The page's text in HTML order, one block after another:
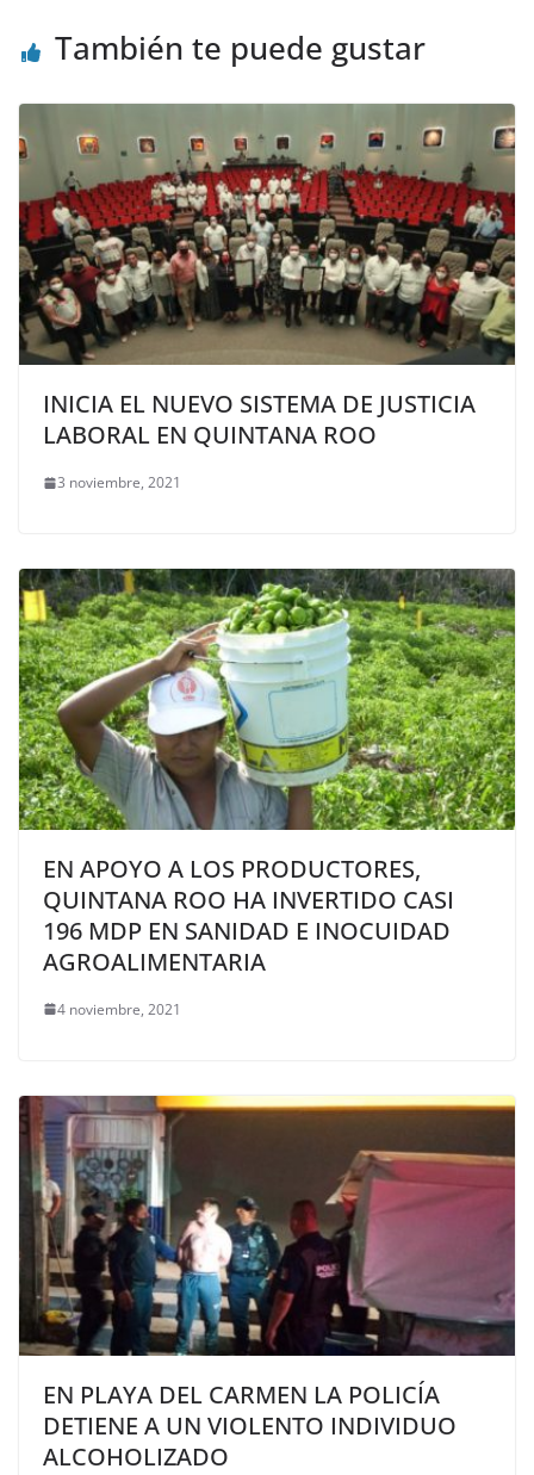
También te puede gustar
INICIA EL NUEVO SISTEMA DE JUSTICIA
LABORAL EN QUINTANA ROO
3 noviembre, 2021
EN APOYO A LOS PRODUCTORES,
QUINTANA ROO HA INVERTIDO CASI
196 MDP EN SANIDAD E INOCUIDAD
AGROALIMENTARIA
4 noviembre, 2021
EN PLAYA DEL CARMEN LA POLICÍA
DETIENE A UN VIOLENTO INDIVIDUO
ALCOHOLIZADO